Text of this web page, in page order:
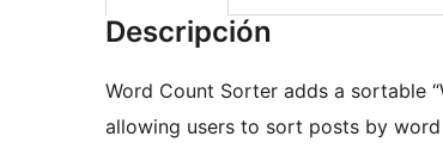
Descripción
Word Count Sorter adds a sortable
allowing users to sort posts by